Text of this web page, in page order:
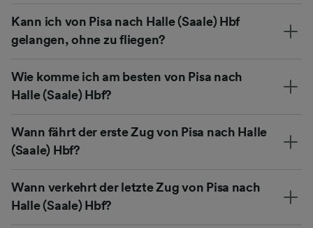
Kann ich von Pisa nach Halle (Saale) Hbf
gelangen, ohne zu fliegen?
Wie komme ich am besten von Pisa nach
Halle (Saale) Hbf?
Wann fährt der erste Zug von Pisa nach Halle
(Saale) Hbf?
Wann verkehrt der letzte Zug von Pisa nach
Halle (Saale) Hbf?